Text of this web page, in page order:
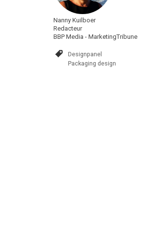
Nanny Kuilboer
Redacteur
BBP Media - MarketingTribune
Designpanel
Packaging design